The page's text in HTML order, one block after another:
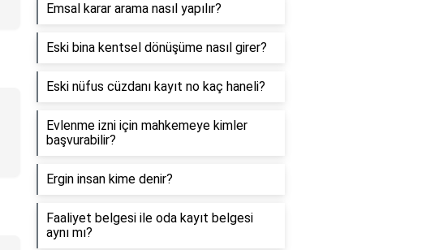
Emsal karar arama nasıl yapılır?
Eski bina kentsel dönüşüme nasıl girer?
Eski nüfus cüzdanı kayıt no kaç haneli?
Evlenme izni için mahkemeye kimler
başvurabilir?
Ergin insan kime denir?
Faaliyet belgesi ile oda kayıt belgesi
aynı mı?